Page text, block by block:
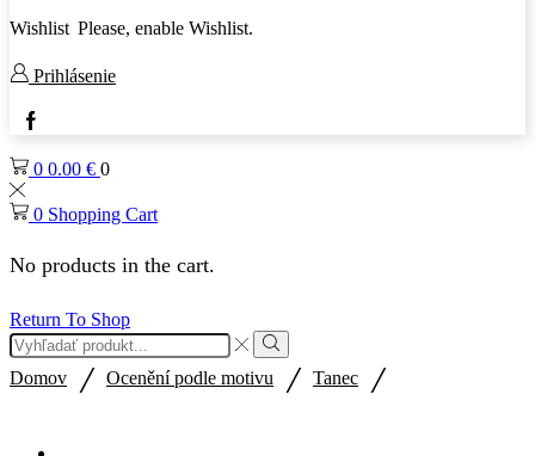
Wishlist Please, enable Wishlist.
Prihlásenie
Facebook
0 0.00 € 0
0 Shopping Cart
No products in the cart.
Return To Shop
Search
input
Search
Domov / Ocenění podle motivu / Tanec /